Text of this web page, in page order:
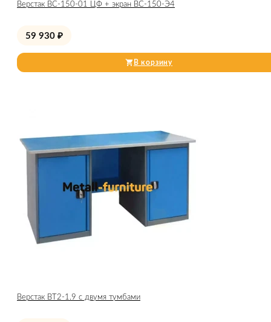
Верстак ВС-150-01 ЦФ + экран ВС-150-Э4
59 930 ₽
В корзину
Верстак ВТ2-1.9 с двумя тумбами